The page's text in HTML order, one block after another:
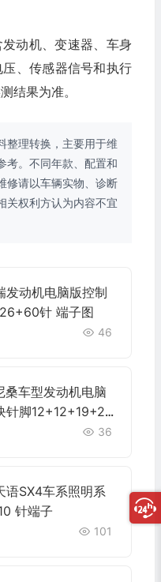
动机、变速器、车身
、传感器信号和执行
结果为准。
整理转换，主要用于维
考。不同年款、配置和
修请以车辆实物、诊断
关权利方认为内容不宜
发动机电脑版控制
针 端子图
46
桑车型发动机电脑
针脚12+12+19+24
子图
36
语SX4车系照明系
针端子
101